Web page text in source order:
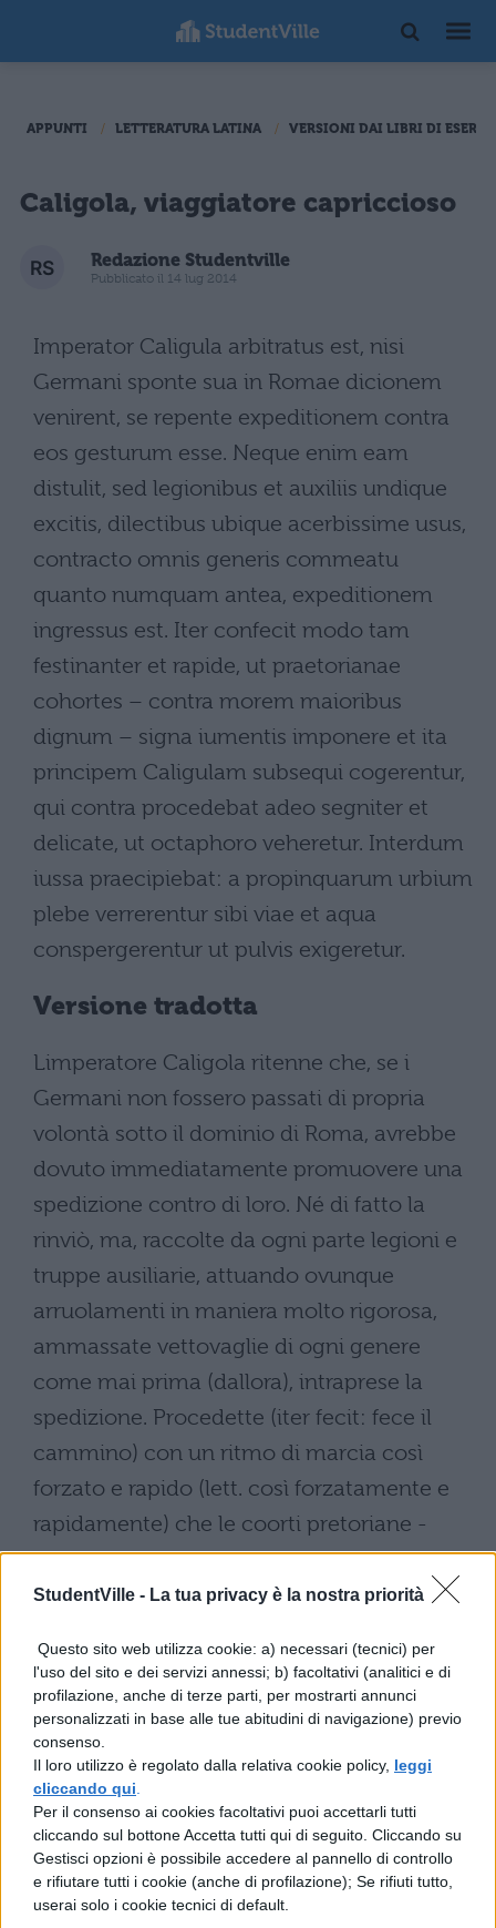
StudentVille - La tua privacy è la nostra priorità
Questo sito web utilizza cookie: a) necessari (tecnici) per
l'uso del sito e dei servizi annessi; b) facoltativi (analitici e di
profilazione, anche di terze parti, per mostrarti annunci
personalizzati in base alle tue abitudini di navigazione) previo
consenso.
Il loro utilizzo è regolato dalla relativa cookie policy, leggi
cliccando qui
Per il consenso ai cookies facoltativi puoi accettarli tutti
cliccando sul bottone Accetta tutti qui di seguito. Cliccando su
Gestisci opzioni è possibile accedere al pannello di controllo
e rifiutare tutti i cookie (anche di profilazione); Se rifiuti tutto,
userai solo i cookie tecnici di default.
APPUNTI LETTERATURA LATINA VERSIONI DAI LIBRI DI
Caligola, viaggiatore capriccioso
Redazione Studentville
Pubblicato il 14 lug 2014
Imperator Caligula arbitratus est, nisi
Germani sponte sua in Romae dicionem
venirent, se repente expeditionem contra
eos gesturum esse. Neque enim eam
distulit, sed legionibus et auxiliis undique
excitis, dilectibus ubique acerbissime usus,
contracto omnis generis commeatu
quanto numquam antea, expeditionem
ingressus est. Iter confecit modo tam
festinanter et rapide, ut praetorianae
cohortes – contra morem maioribus
dignum – signa iumentis imponere et ita
principem Caligulam subsequi cogerentur,
qui contra procedebat adeo segniter et
delicate, ut octaphoro veheretur. Interdum
iussa praecipiebat: a propinquarum urbium
plebe verrerentur sibi viae et aqua
conspergerentur ut pulvis exigeretur.
Versione tradotta
Limperatore Caligola ritenne che, se i
Germani non fossero passati di propria
volontà sotto il dominio di Roma, avrebbe
dovuto immediatamente promuovere una
spedizione contro di loro. Né di fatto la
rinviò, ma, raccolte da ogni parte legioni e
truppe ausiliarie, attuando ovunque
arruolamenti in maniera molto rigorosa,
ammassate vettovaglie di ogni genere
come mai prima (dallora), intraprese la
spedizione. Procedette (iter fecit: fece il
cammino) con un ritmo di marcia così
forzato e rapido (lett. così forzatamente e
rapidamente) che le coorti pretoriane -
contrariamente allusanza degna degli
antenati - furono costrette a caricare le
ad andar dietro così allimperatore Caligola,
che al contrario procedeva tanto
lentamente e comodamente da essere
trasportato su una lettiga con otto
portatori. Di tanto in tanto impartiva ordini:
che le strade fossero spazzate per lui dalla
plebe delle città vicine e che fossero
innaffiate dacqua affinché la polvere fosse